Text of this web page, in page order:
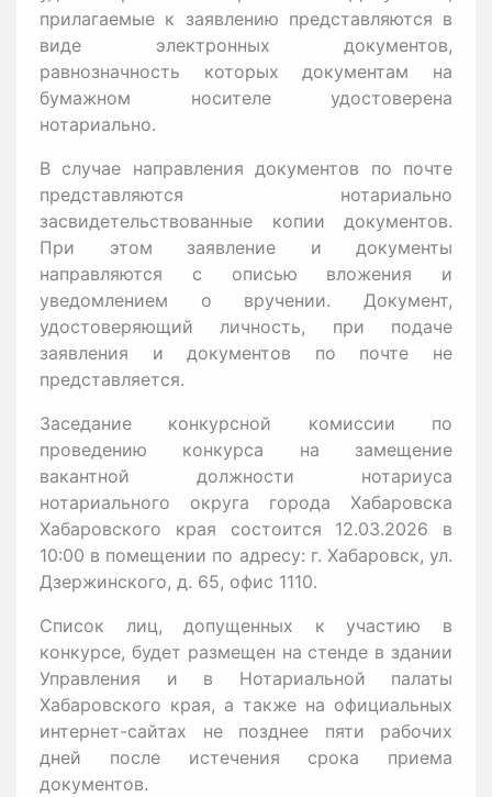
прилагаемые к заявлению представляются в
виде электронных документов,
равнозначность которых документам на
бумажном носителе удостоверена
нотариально.
В случае направления документов по почте
представляются нотариально
засвидетельствованные копии документов.
При этом заявление и документы
направляются с описью вложения и
уведомлением о вручении. Документ,
удостоверяющий личность, при подаче
заявления и документов по почте не
представляется.
Заседание конкурсной комиссии по
проведению конкурса на замещение
вакантной должности нотариуса
нотариального округа города Хабаровска
Хабаровского края состоится 12.03.2026 в
10:00 в помещении по адресу: г. Хабаровск, ул.
Дзержинского, д. 65, офис 1110.
Список лиц, допущенных к участию в
конкурсе, будет размещен на стенде в здании
Управления и в Нотариальной палаты
Хабаровского края, а также на официальных
интернет-сайтах не позднее пяти рабочих
дней после истечения срока приема
документов.